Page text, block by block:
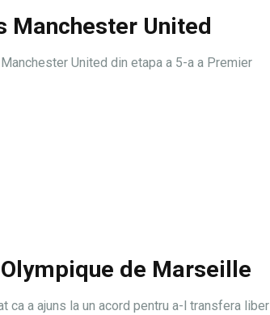
Manchester United
United din etapa a 5-a a Premier
de Marseille
ca a ajuns la un acord pentru a-l transfera liber